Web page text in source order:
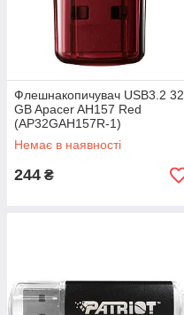
Флешнакопичувач USB3.2 32
GB Apacer AH157 Red
(AP32GAH157R-1)
Немає в наявності
244 ₴